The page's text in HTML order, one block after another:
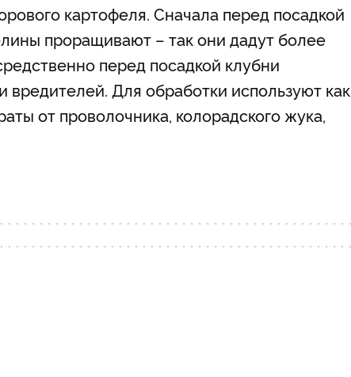
картофеля. Сначала перед посадкой
проращивают – так они дадут более
перед посадкой клубни
Для обработки используют как
от проволочника, колорадского жука,